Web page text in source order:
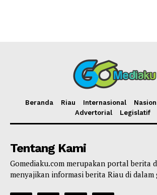
Beranda Riau Internasional
Advertorial
Legislatif
Tentang Kami
Gomediaku.com merupakan portal berita
menyajikan informasi berita Riau di dalam